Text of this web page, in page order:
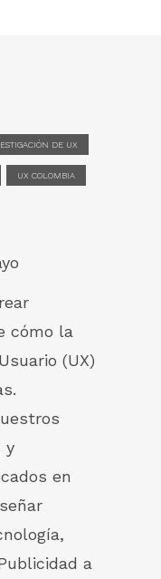
DE UX
UX COLOMBIA
cómo la
(UX)
y
en
a